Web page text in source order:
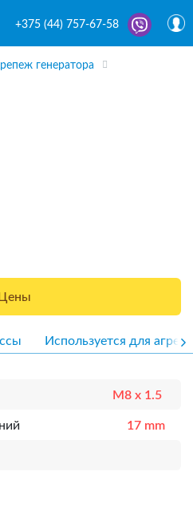
+375 (44) 757-67-58
генератора
Используется для
M8 x 1.5
17 mm